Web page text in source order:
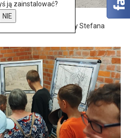
– wernisaż wystawy Stefana
ją zainstalować?
NIE